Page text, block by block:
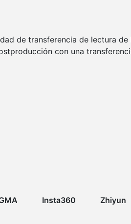
de transferencia de lectura de
con una
Insta360 Zhiyun